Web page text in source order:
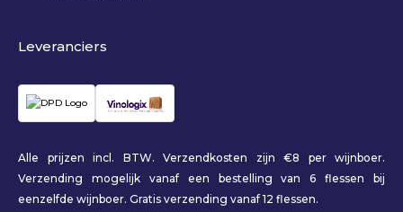
Leveranciers
Alle prijzen incl. BTW. Verzendkosten zijn €8 per wijnboer.
Verzending mogelijk vanaf een bestelling van 6 flessen bij
eenzelfde wijnboer. Gratis verzending vanaf 12 flessen.